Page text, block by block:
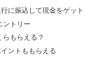
に振込して現金をゲット
ントリー
らもらえる？
ントももらえる